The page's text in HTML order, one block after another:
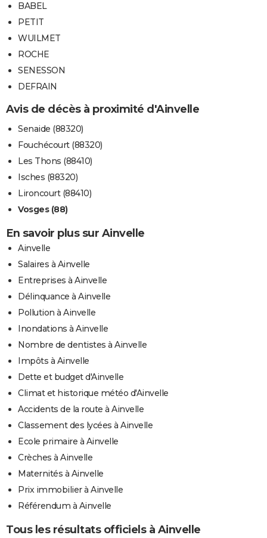
BABEL
PETIT
WUILMET
ROCHE
SENESSON
DEFRAIN
Avis de décès à proximité d'Ainvelle
Senaide (88320)
Fouchécourt (88320)
Les Thons (88410)
Isches (88320)
Lironcourt (88410)
Vosges (88)
En savoir plus sur Ainvelle
Ainvelle
Salaires à Ainvelle
Entreprises à Ainvelle
Délinquance à Ainvelle
Pollution à Ainvelle
Inondations à Ainvelle
Nombre de dentistes à Ainvelle
Impôts à Ainvelle
Dette et budget d'Ainvelle
Climat et historique météo d'Ainvelle
Accidents de la route à Ainvelle
Classement des lycées à Ainvelle
Ecole primaire à Ainvelle
Crèches à Ainvelle
Maternités à Ainvelle
Prix immobilier à Ainvelle
Référendum à Ainvelle
Tous les résultats officiels à Ainvelle